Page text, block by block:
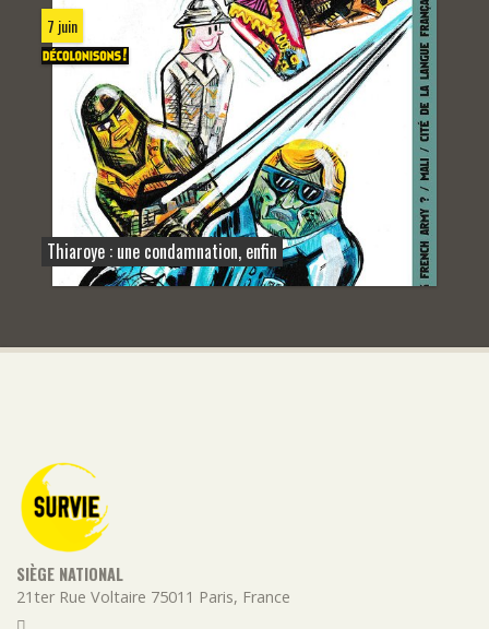
7 juin
Thiaroye : une condamnation, enfin
SIÈGE NATIONAL
21ter Rue Voltaire 75011 Paris, France